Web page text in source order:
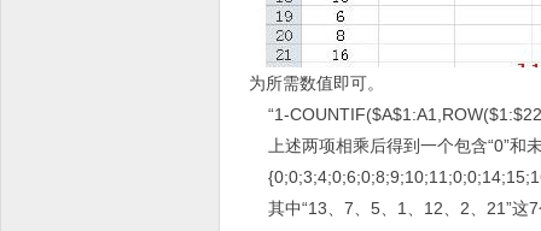
为所需数值即可。
“1-
上述两项相乘后得到一个包含“0”和
其中“13、7、5、1、12、2、21”这